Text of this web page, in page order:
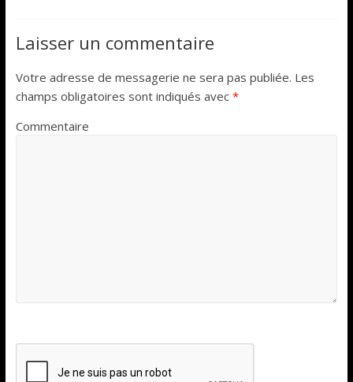
Laisser un commentaire
Votre adresse de messagerie ne sera pas publiée. Les
champs obligatoires sont indiqués avec *
Commentaire